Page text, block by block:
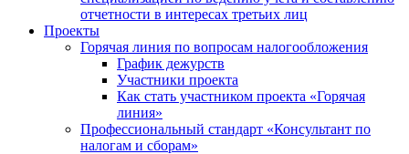
отчетности в интересах третьих лиц
Проекты
Горячая линия по вопросам налогообложения
График дежурств
Участники проекта
Как стать участником проекта «Горячая
линия»
Профессиональный стандарт «Консультант по
налогам и сборам»